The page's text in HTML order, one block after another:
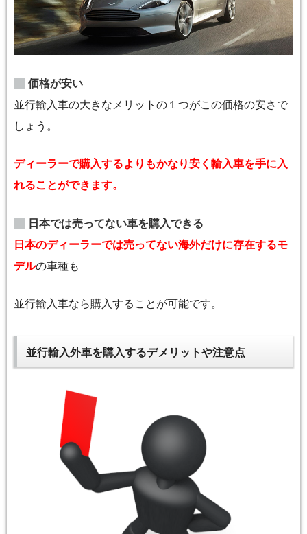
価格が安い
並行輸入車の大きなメリットの１つがこの価格の安さで
しょう。
ディーラーで購入するよりもかなり安く輸入車を手に入
れることができます。
日本では売ってない車を購入できる
日本のディーラーでは売ってない海外だけに存在するモ
デルの車種も
並行輸入車なら購入することが可能です。
並行輸入外車を購入するデメリットや注意点